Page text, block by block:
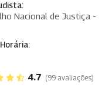
Nacional de Justiça -
4.7 (99 avaliações)